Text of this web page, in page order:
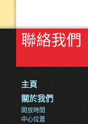
聯絡我們
主頁
關於我們
開放時間
中心位置